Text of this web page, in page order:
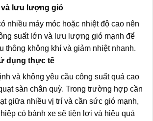
lưu lượng gió
nhiều máy móc hoặc nhiệt độ cao nên
suất lớn và lưu lượng gió mạnh để
thông không khí và giảm nhiệt nhanh.
dụng thực tế
và không yêu cầu công suất quá cao
sàn chân quỳ. Trong trường hợp cần
giữa nhiều vị trí và cần sức gió mạnh,
có bánh xe sẽ tiện lợi và hiệu quả